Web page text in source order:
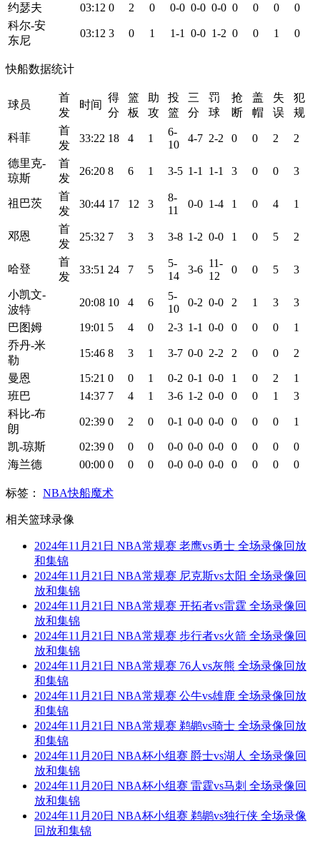
约瑟夫
03:12 0 2 0 0-0 0-0 0-0 0 0 0
0
科尔-安
东尼
03:12 3 0 1 1-1 0-0 1-2 0 0 1 0
快船数据统计
球员
首
发
时间
得
分
篮
板
助
攻
投
篮
三
分
罚
球
抢
断
盖
帽
失
误
犯
规
科菲
首
发
33:22 18 4 1
6-
10
4-7 2-2 0 0 2 2
德里克-
琼斯
首
发
26:20 8 6 1 3-5 1-1 1-1 3 0 0 3
祖巴茨
首
发
30:44 17 12 3
8-
11
0-0 1-4 1 0 4 1
邓恩
首
发
25:32 7 3 3 3-8 1-2 0-0 1 0 5 2
哈登
首
发
33:51 24 7 5
5-
14
3-6
11-
12
0 0 5 3
小凯文-
波特
20:08 10 4 6
5-
10
0-2 0-0 2 1 3 3
巴图姆 19:01 5 4 0 2-3 1-1 0-0 0 0 0
1
乔丹-米
勒
15:46 8 3 1 3-7 0-0 2-2 2 0 0 2
曼恩 15:21 0 0 1 0-2 0-1 0-0 1 0 2
1
班巴
14:37 7 4 1 3-6 1-2 0-0 0 0 1
3
科比-布
朗
02:39 0 2 0 0-1 0-0 0-0 0 0 0 1
凯-琼斯 02:39 0 0 0 0-0 0-0 0-0 0 0 0
0
海兰德
00:00 0 0 0 0-0 0-0 0-0 0 0 0 0
标签： NBA快船魔术
相关篮球录像
2024年11月21日 NBA常规赛 老鹰vs勇士 全场录像回放
和集锦
2024年11月21日 NBA常规赛 尼克斯vs太阳 全场录像回
放和集锦
2024年11月21日 NBA常规赛 开拓者vs雷霆 全场录像回
放和集锦
2024年11月21日 NBA常规赛 步行者vs火箭 全场录像回
放和集锦
2024年11月21日 NBA常规赛 76人vs灰熊 全场录像回放
和集锦
2024年11月21日 NBA常规赛 公牛vs雄鹿 全场录像回放
和集锦
2024年11月21日 NBA常规赛 鹈鹕vs骑士 全场录像回放
和集锦
2024年11月20日 NBA杯小组赛 爵士vs湖人 全场录像回
放和集锦
2024年11月20日 NBA杯小组赛 雷霆vs马刺 全场录像回
放和集锦
2024年11月20日 NBA杯小组赛 鹈鹕vs独行侠 全场录像
回放和集锦